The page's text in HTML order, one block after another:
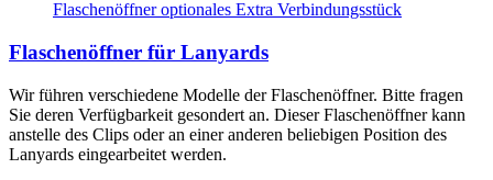
Flaschenöffner für Lanyards
Wir führen verschiedene Modelle der Flaschenöffner. Bitte fragen
Sie deren Verfügbarkeit gesondert an. Dieser Flaschenöffner kann
anstelle des Clips oder an einer anderen beliebigen Position des
Lanyards eingearbeitet werden.